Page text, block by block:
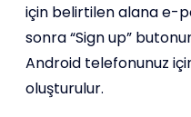
için belirtilen alana e-
sonra “Sign up”
Android telefonunuz
oluşturulur.